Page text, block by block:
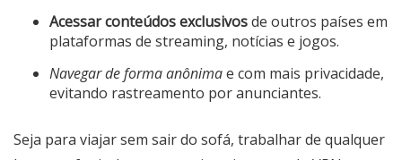
Acessar conteúdos exclusivosde outros países em
plataformas de streaming, notícias e jogos.
Navegar de forma anônimae com mais privacidade,
evitando rastreamento por anunciantes.
Seja para viajar sem sair do sofá, trabalhar de qualquer